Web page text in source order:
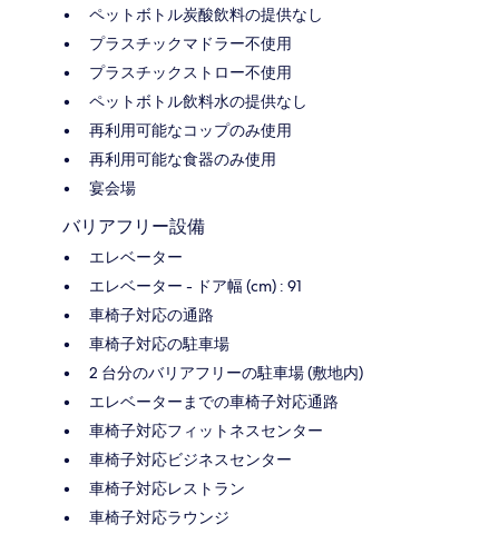
ペットボトル炭酸飲料の提供なし
プラスチックマドラー不使用
プラスチックストロー不使用
ペットボトル飲料水の提供なし
再利用可能なコップのみ使用
再利用可能な食器のみ使用
宴会場
バリアフリー設備
エレベーター
エレベーター - ドア幅 (cm) : 91
車椅子対応の通路
車椅子対応の駐車場
2 台分のバリアフリーの駐車場 (敷地内)
エレベーターまでの車椅子対応通路
車椅子対応フィットネスセンター
車椅子対応ビジネスセンター
車椅子対応レストラン
車椅子対応ラウンジ